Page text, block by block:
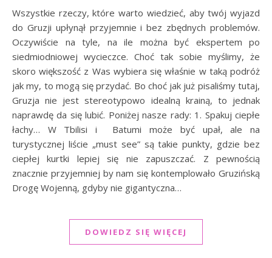
Wszystkie rzeczy, które warto wiedzieć, aby twój wyjazd
do Gruzji upłynął przyjemnie i bez zbędnych problemów.
Oczywiście na tyle, na ile można być ekspertem po
siedmiodniowej wycieczce. Choć tak sobie myślimy, że
skoro większość z Was wybiera się właśnie w taką podróż
jak my, to mogą się przydać. Bo choć jak już pisaliśmy tutaj,
Gruzja nie jest stereotypowo idealną krainą, to jednak
naprawdę da się lubić. Poniżej nasze rady: 1. Spakuj ciepłe
łachy… W Tbilisi i Batumi może być upał, ale na
turystycznej liście „must see” są takie punkty, gdzie bez
ciepłej kurtki lepiej się nie zapuszczać. Z pewnością
znacznie przyjemniej by nam się kontemplowało Gruzińską
Drogę Wojenną, gdyby nie gigantyczna…
DOWIEDZ SIĘ WIĘCEJ